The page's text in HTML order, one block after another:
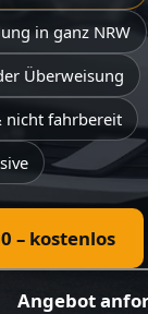
in ganz NRW
Überweisung
nicht fahrbereit
– kostenlos
Angebot